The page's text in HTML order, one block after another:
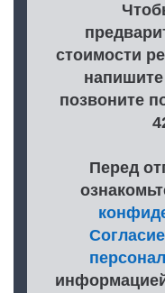
стоимости
позвоните
Перед